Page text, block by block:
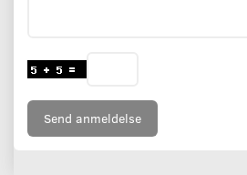
Send anmeldelse